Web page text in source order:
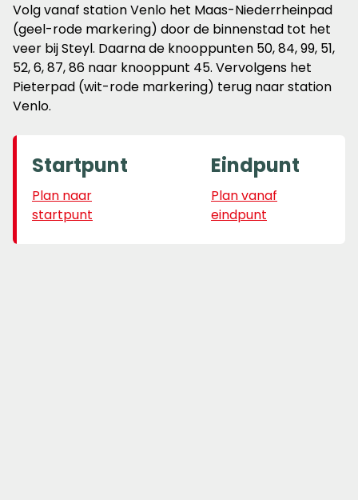
Volg vanaf station Venlo het Maas-Niederrheinpad
(geel-rode markering) door de binnenstad tot het
veer bij Steyl. Daarna de knooppunten 50, 84, 99, 51,
52, 6, 87, 86 naar knooppunt 45. Vervolgens het
Pieterpad (wit-rode markering) terug naar station
Venlo.
Startpunt
Plan naar
startpunt
Eindpunt
Plan vanaf
eindpunt